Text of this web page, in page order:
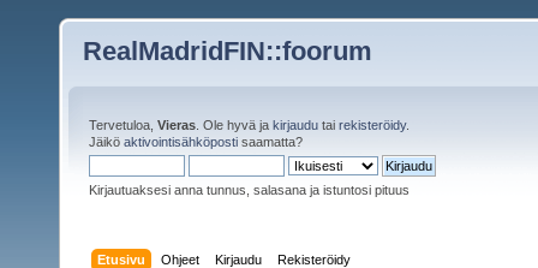
RealMadridFIN::foorum
Tervetuloa, Vieras . Ole hyvä ja kirjaudu tai rekisteröidy.
Jäikö aktivointisähköposti saamatta?
Kirjautuaksesi anna tunnus, salasana ja istuntosi pituus
Etusivu Ohjeet Kirjaudu Rekisteröidy